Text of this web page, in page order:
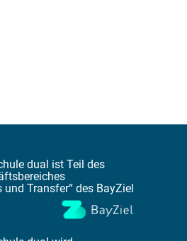
dual ist Teil des
und Transfer“ des BayZiel